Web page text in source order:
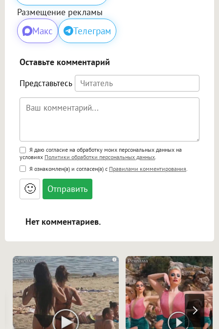
Размещение рекламы
Макс Телеграм
Оставьте комментарий
Представьтесь
Поддержка HTML
<b>, <strong>, <u>, <i>, <em>, <s>, <big>,
<small>, <sup>, <sub>, <pre>, <ul>, <ol>, <li>,
<blockquote>, <code> экранирует HTML,
адреса URL автоматически становятся
ссылками, и [img]адрес[/img] будет
Я даю согласие на обработку моих персональных данных на
условиях Политики обработки персональных данных
Я ознакомлен(а) и согласен(а) с Правилами комментирования
🙂
Нет комментариев.
i